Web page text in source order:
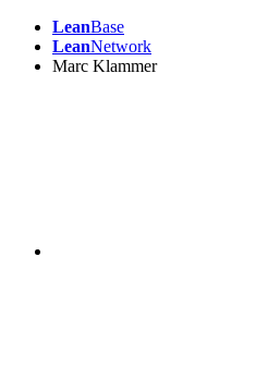
LeanBase
LeanNetwork
Marc Klammer